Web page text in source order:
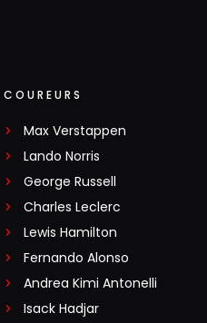
COUREURS
Max Verstappen
Lando Norris
George Russell
Charles Leclerc
Lewis Hamilton
Fernando Alonso
Andrea Kimi Antonelli
Isack Hadjar